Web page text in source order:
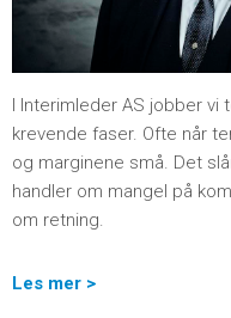
I Interimleder AS jobber
krevende faser. Ofte når
og marginene små. Det
handler om mangel på
om retning.
Les mer >